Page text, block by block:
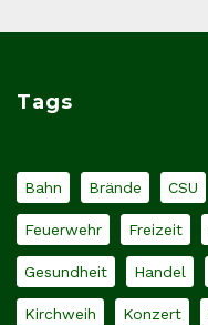
Tags
Bahn Brände CSU
Feuerwehr Freizeit
Gesundheit Handel
Kirchweih Konzert